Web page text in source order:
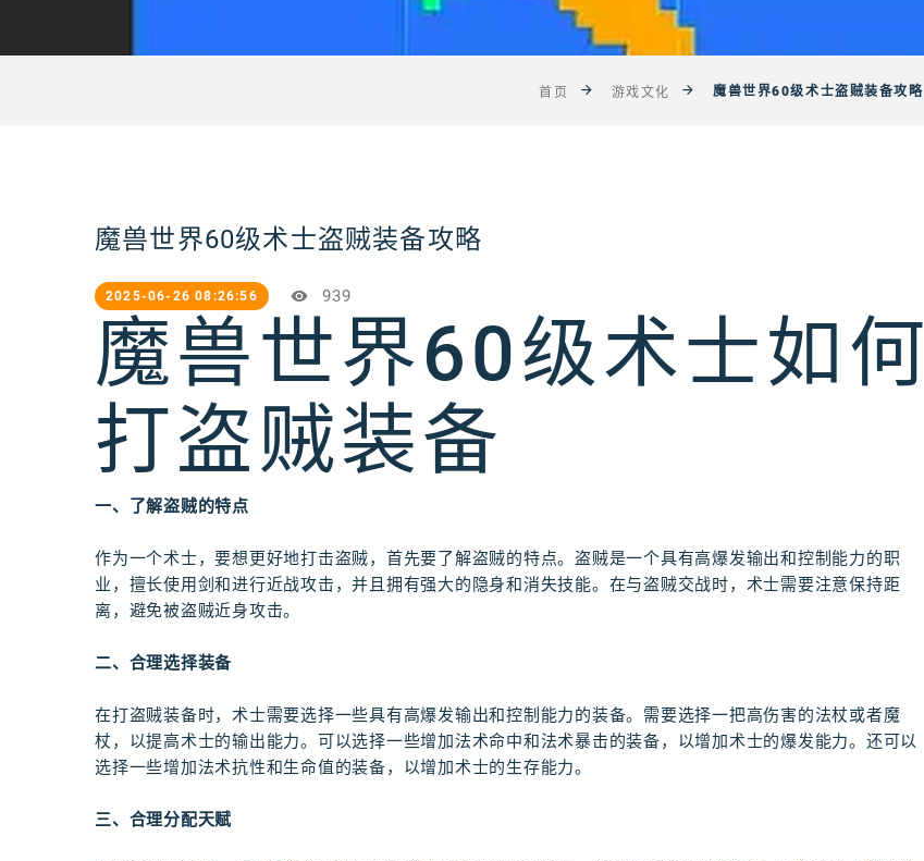
首页 游戏文化 魔兽世界60级术士盗贼装备攻略
魔兽世界60级术士盗贼装备攻略
2025-06-26 08:26:56 939
魔兽世界60级术士如何
打盗贼装备
一、了解盗贼的特点
作为一个术士，要想更好地打击盗贼，首先要了解盗贼的特点。盗贼是一个具有高爆发输出和控制能力的职
业，擅长使用剑和进行近战攻击，并且拥有强大的隐身和消失技能。在与盗贼交战时，术士需要注意保持距
离，避免被盗贼近身攻击。
二、合理选择装备
在打盗贼装备时，术士需要选择一些具有高爆发输出和控制能力的装备。需要选择一把高伤害的法杖或者魔
杖，以提高术士的输出能力。可以选择一些增加法术命中和法术暴击的装备，以增加术士的爆发能力。还可以
选择一些增加法术抗性和生命值的装备，以增加术士的生存能力。
三、合理分配天赋